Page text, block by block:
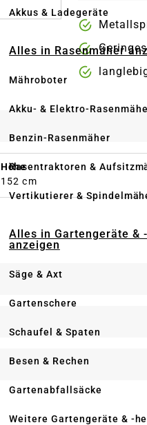
Akkus & Ladegeräte
Alles in Rasenmäher
Mähroboter
Akku- & Elektro-
Benzin-Rasenmäher
Rasentraktoren &
Vertikutierer &
Alles in Gartengeräte &
anzeigen
Säge & Axt
Gartenschere
Schaufel & Spaten
Besen & Rechen
Gartenabfallsäcke
Weitere Gartengeräte & -
Höhe
152 cm